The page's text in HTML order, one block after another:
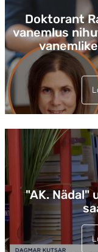
Doktorant
vanemlus
Lehed
"AK. Nädal"